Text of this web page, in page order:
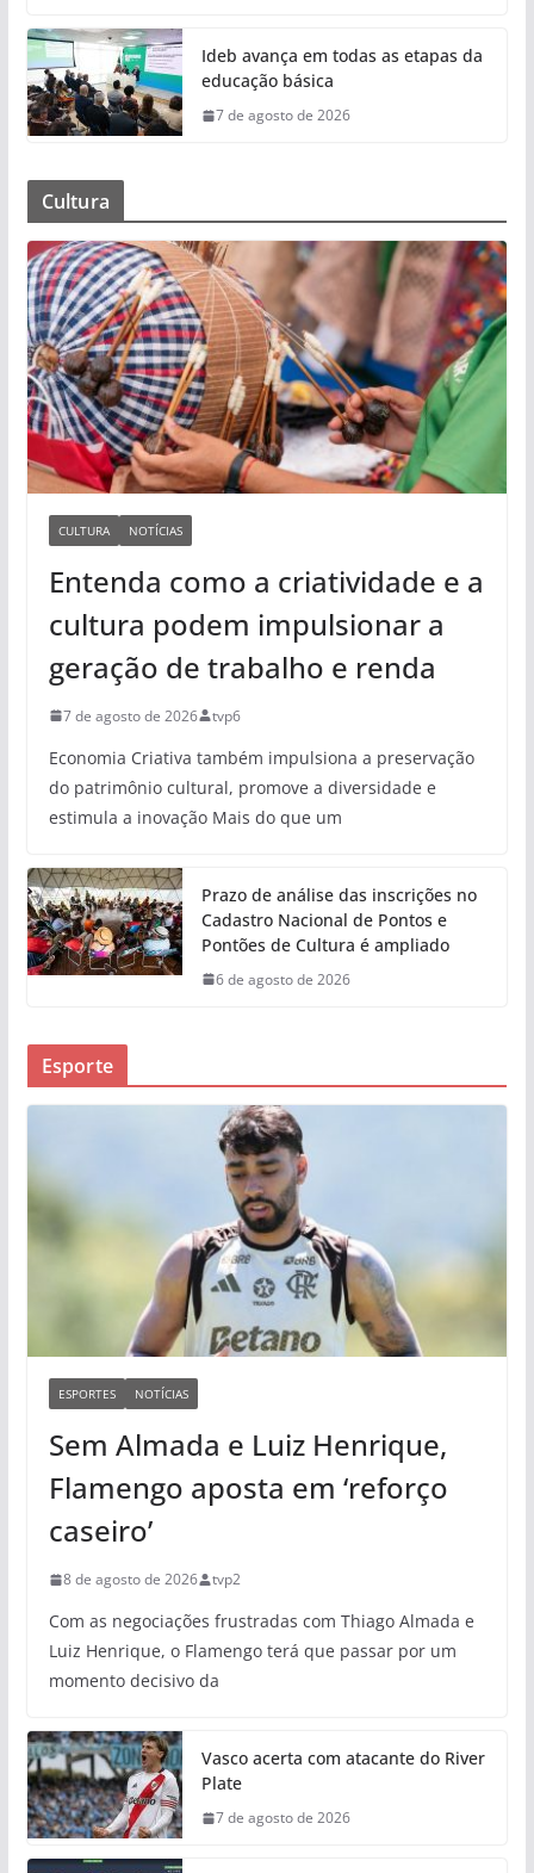
Ideb avança em todas as etapas da
educação básica
7 de agosto de 2026
Cultura
CULTURA NOTÍCIAS
Entenda como a criatividade e a
cultura podem impulsionar a
geração de trabalho e renda
7 de agosto de 2026 tvp6
Economia Criativa também impulsiona a preservação
do patrimônio cultural, promove a diversidade e
estimula a inovação Mais do que um
Prazo de análise das inscrições no
Cadastro Nacional de Pontos e
Pontões de Cultura é ampliado
6 de agosto de 2026
Esporte
ESPORTES NOTÍCIAS
Sem Almada e Luiz Henrique,
Flamengo aposta em ‘reforço
caseiro’
8 de agosto de 2026 tvp2
Com as negociações frustradas com Thiago Almada e
Luiz Henrique, o Flamengo terá que passar por um
momento decisivo da
Vasco acerta com atacante do River
Plate
7 de agosto de 2026